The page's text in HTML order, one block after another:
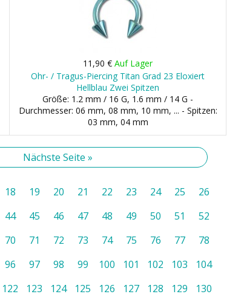
11,90 €Auf Lager
Ohr- / Tragus-Piercing Titan Grad 23 Eloxiert
Hellblau Zwei Spitzen
Größe: 1.2 mm / 16 G, 1.6 mm / 14 G -
Durchmesser: 06 mm, 08 mm, 10 mm, ... - Spitzen:
03 mm, 04 mm
Nächste Seite »
18 19 20 21 22 23 24 25
26
44 45 46 47 48 49 50 51
52
70 71 72 73 74 75 76 77
78
96 97 98 99 100 101 102 103
104
122 123 124 125 126 127 128 129
130